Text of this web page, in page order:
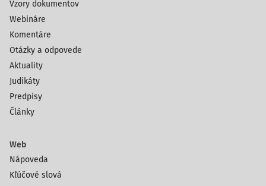
Vzory dokumentov
Webináre
Komentáre
Otázky a odpovede
Aktuality
Judikáty
Predpisy
Články
Web
Nápoveda
Kľúčové slová